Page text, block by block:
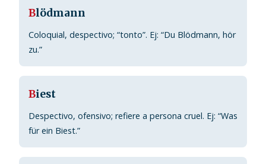
Blödmann
Coloquial, despectivo; “tonto”. Ej: “Du Blödmann, hör
zu.”
Biest
Despectivo, ofensivo; refiere a persona cruel. Ej: “Was
für ein Biest.”